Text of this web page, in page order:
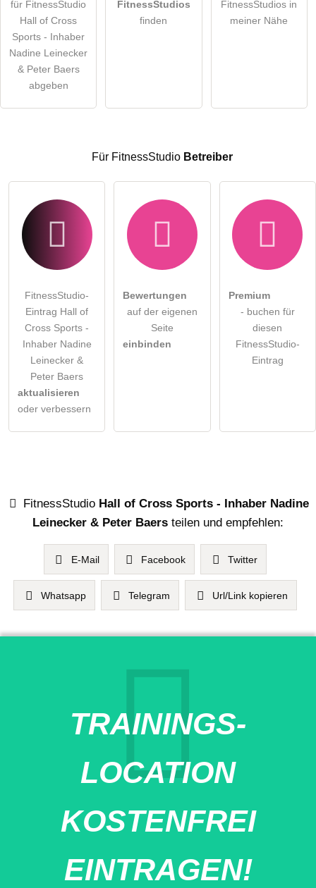
DieDatenschutzerklärunghabe ich zur Kenntnis genommen.
öffentliche Frage stellen
Hinweis:Bitte beachten Sie, öffentliche Fragen sind
Besucher sichtbar
für FitnessStudio
Hall of Cross
Sports - Inhaber
Nadine Leinecker
& Peter Baers
abgeben
FitnessStudios
finden
FitnessStudios in
meiner Nähe
Für FitnessStudio Betreiber
FitnessStudio-
Eintrag Hall of
Cross Sports -
Inhaber Nadine
Leinecker &
Peter Baers
aktualisieren
oder verbessern
Bewertungen
auf der eigenen
Seite
einbinden
Premium
- buchen für
diesen
FitnessStudio-
Eintrag
FitnessStudio Hall of Cross Sports - Inhaber Nadine
Leinecker & Peter Baers teilen und empfehlen:
E-Mail Facebook Twitter
Whatsapp Telegram Url/Link kopieren
TRAININGS-
LOCATION
KOSTENFREI
EINTRAGEN!